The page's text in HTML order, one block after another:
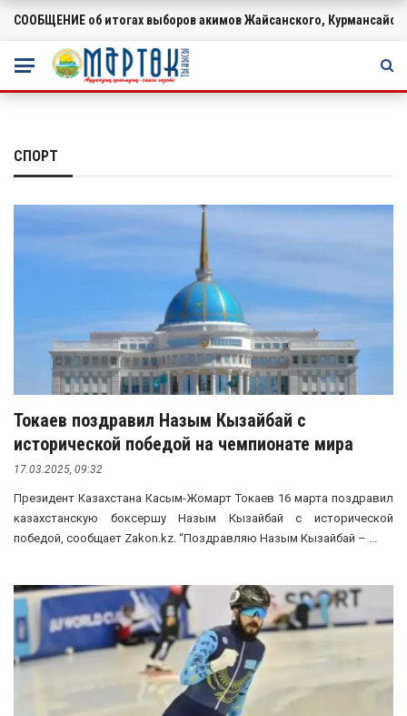
ВАЖНОЕ
СООБЩЕНИЕ об итогах выборов акимов Жайсанского,
СПОРТ
Токаев поздравил Назым Кызайбай с
исторической победой на чемпионате мира
17.03.2025, 09:32
Президент Казахстана Касым-Жомарт Токаев 16 марта поздравил
казахстанскую боксершу Назым Кызайбай с исторической
победой, сообщает Zakon.kz. “Поздравляю Назым Кызайбай – ...